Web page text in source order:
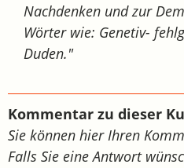
Nachdenken und zur
Wörter wie: Genetiv-
Duden."
Kommentar zu dieser
Sie können hier Ihren
Falls Sie eine Antwort